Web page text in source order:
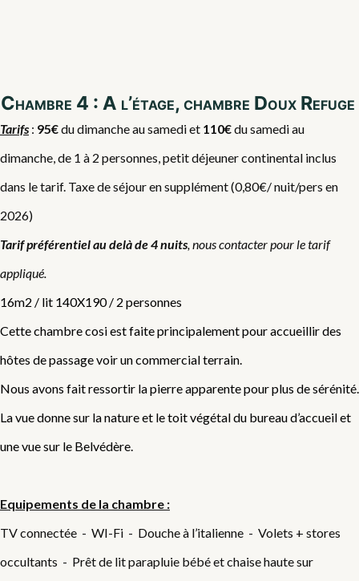
Chambre 4 : A l’étage, chambre Doux Refuge
Tarifs : 95€du dimanche au samedi et 110€du samedi au
dimanche, de 1 à 2 personnes, petit déjeuner continental inclus
dans le tarif. Taxe de séjour en supplément (0,80€/ nuit/pers en
2026)
Tarif préférentiel au delà de 4 nuits , nous contacter pour le tarif
appliqué.
16m2 / lit 140X190 / 2 personnes
Cette chambre cosi est faite principalement pour accueillir des
hôtes de passage voir un commercial terrain.
Nous avons fait ressortir la pierre apparente pour plus de sérénité.
La vue donne sur la nature et le toit végétal du bureau d’accueil et
une vue sur le Belvédère.
Equipements de la chambre :
TV connectée - WI-Fi - Douche à l’italienne - Volets + stores
occultants - Prêt de lit parapluie bébé et chaise haute sur